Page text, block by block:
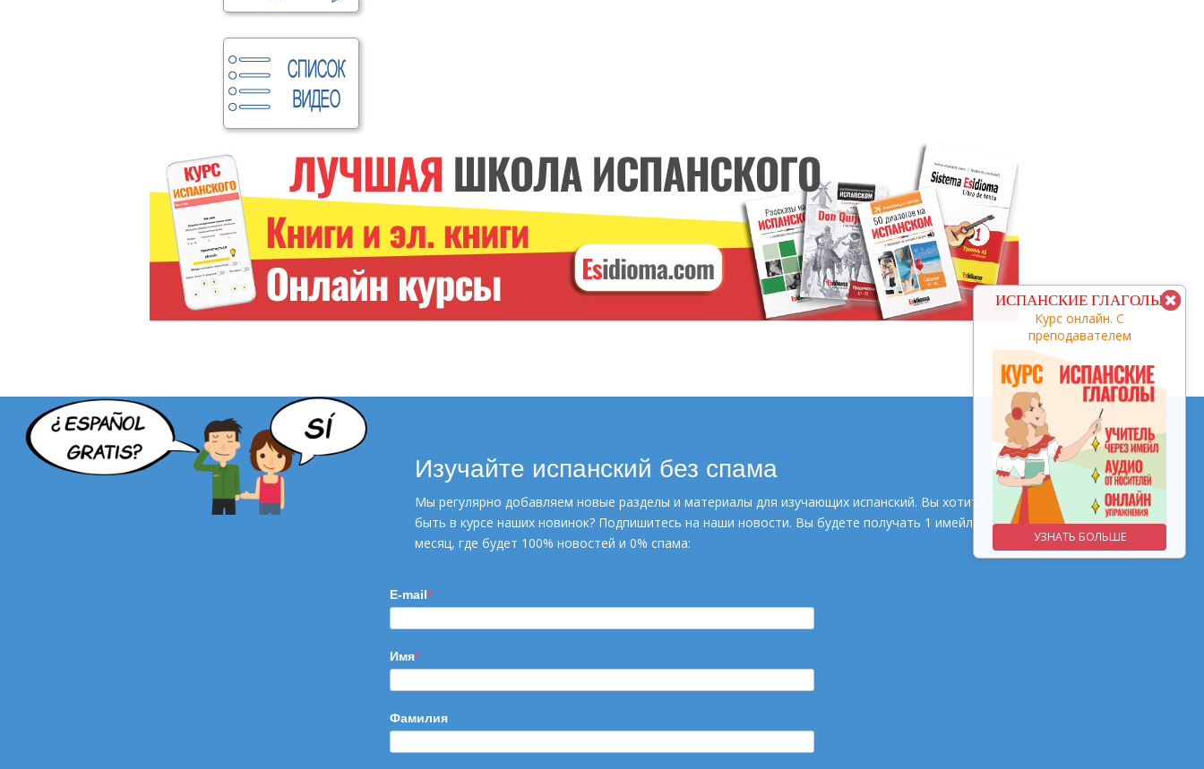
ИСПАНСКИЕ ГЛАГОЛЫ
Курс онлайн. С
УЗНАТЬ БОЛЬШЕ
КУРС С
ПРЕПОДАВАТЕЛЕМ
ИСПАНСКИЕ ГЛАГОЛЫ
Курс онлайн. С
преподавателем
УЗНАТЬ БОЛЬШЕ
Изучайте испанский без спама
Мы регулярно добавляем новые разделы и материалы для изучающих испанский. Вы хотите
быть в курсе наших новинок? Подпишитесь на наши новости. Вы будете получать 1 имейл в
месяц, где будет 100% новостей и 0% спама:
E-mail
Имя
Фамилия